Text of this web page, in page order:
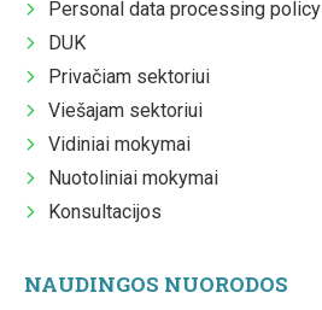
Personal data processing policy
DUK
Privačiam sektoriui
Viešajam sektoriui
Vidiniai mokymai
Nuotoliniai mokymai
Konsultacijos
NAUDINGOS NUORODOS